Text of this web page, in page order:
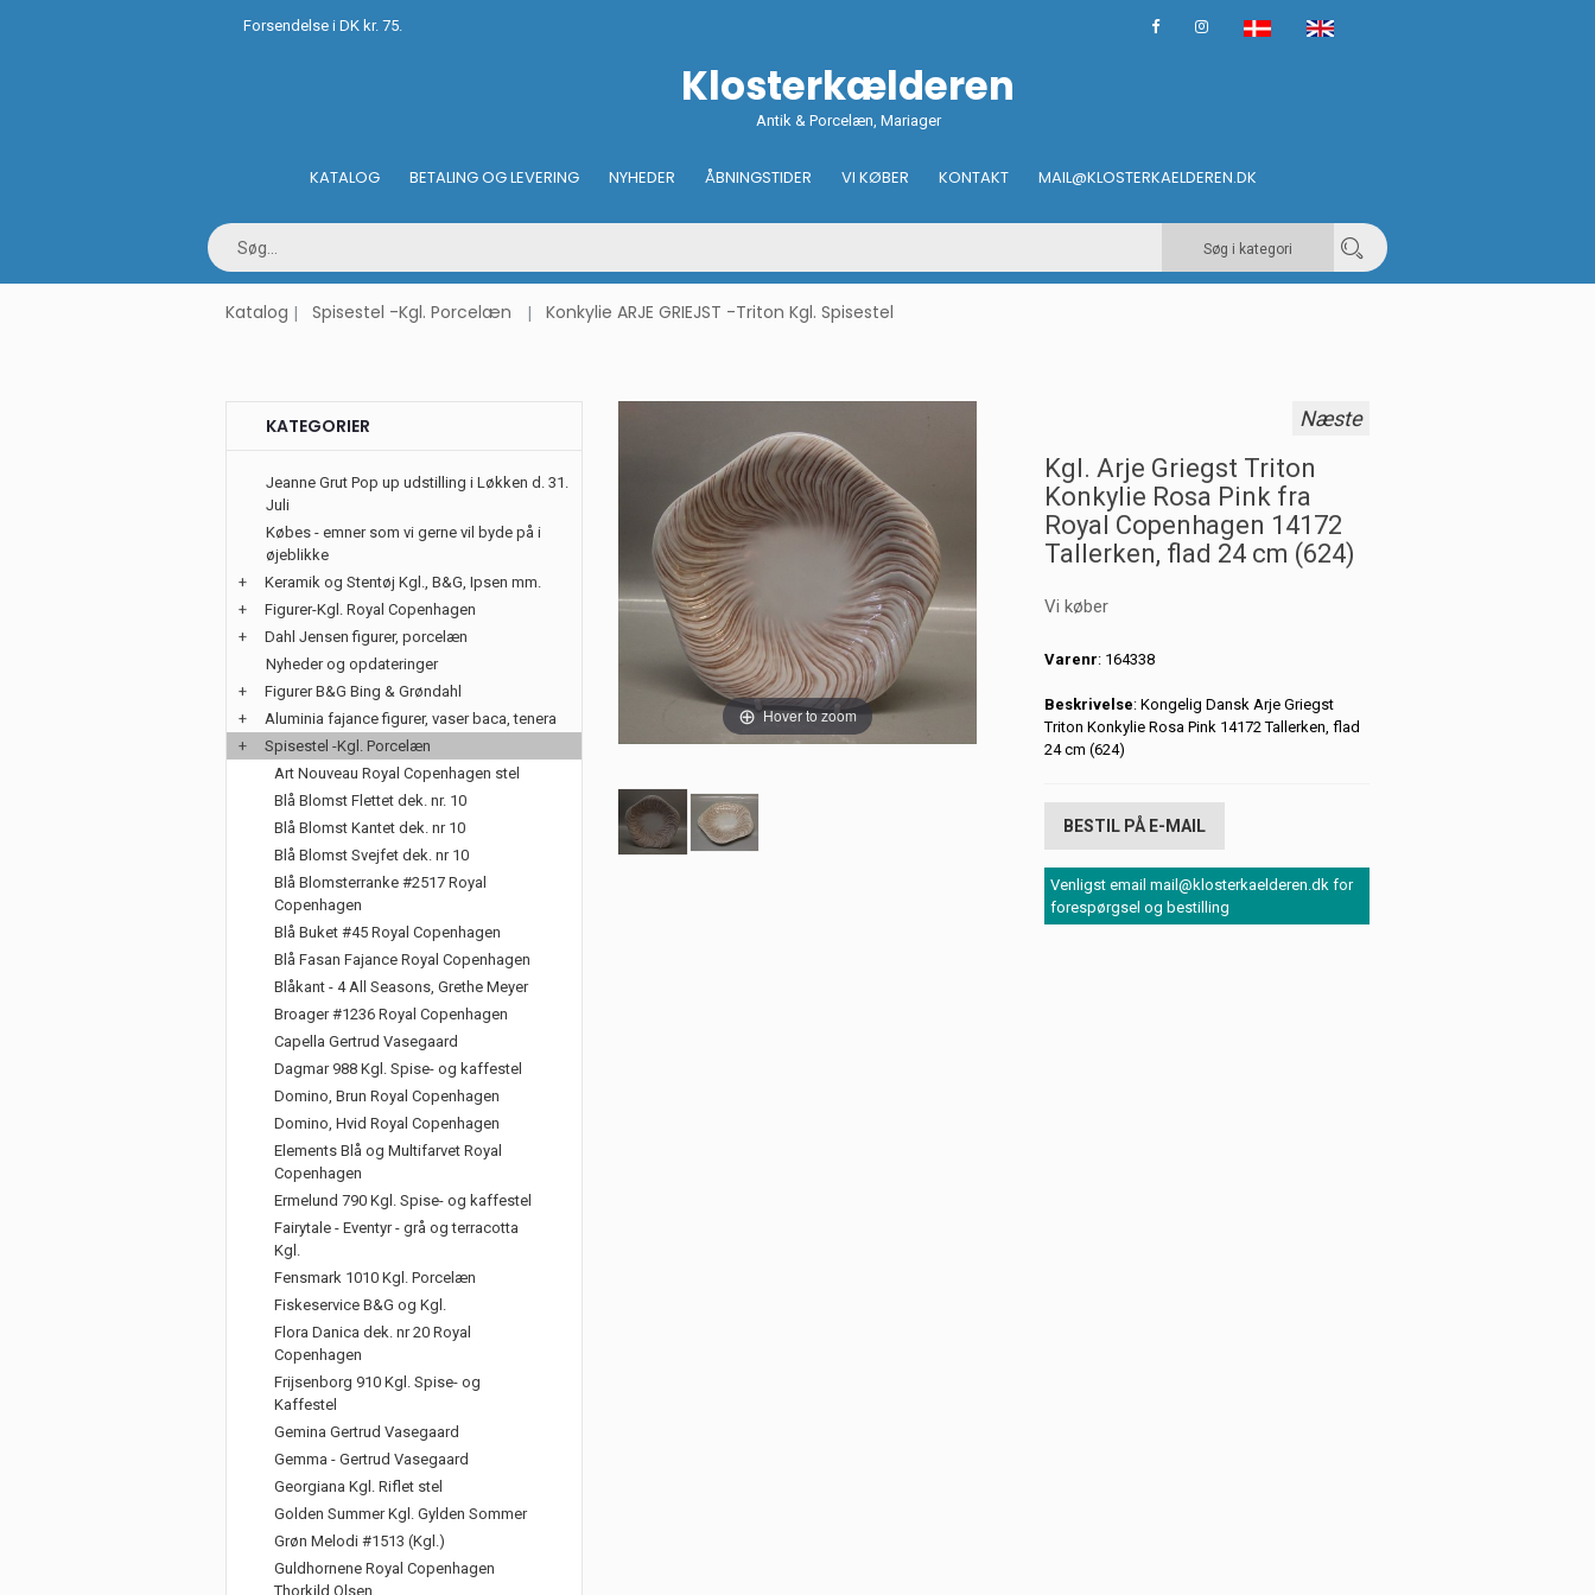
Forsendelse i DK kr. 75.
Klosterkælderen
Antik & Porcelæn, Mariager
KATALOG BETALING OG LEVERING NYHEDER ÅBNINGSTIDER VI KØBER KONTAKT MAIL@KLOSTERKAELDEREN.DK
Søg i kategori
Katalog Spisestel -Kgl. Porcelæn Konkylie ARJE GRIEJST -Triton Kgl. Spisestel
KATEGORIER
Jeanne Grut Pop up udstilling i Løkken d. 31.
Juli
Købes - emner som vi gerne vil byde på i
øjeblikke
+
Keramik og Stentøj Kgl., B&G, Ipsen mm.
+
Figurer-Kgl. Royal Copenhagen
+
Dahl Jensen figurer, porcelæn
Nyheder og opdateringer
+
Figurer B&G Bing & Grøndahl
+
Aluminia fajance figurer, vaser baca, tenera
+
Spisestel -Kgl. Porcelæn
Art Nouveau Royal Copenhagen stel
Blå Blomst Flettet dek. nr. 10
Blå Blomst Kantet dek. nr 10
Blå Blomst Svejfet dek. nr 10
Blå Blomsterranke #2517 Royal
Copenhagen
Blå Buket #45 Royal Copenhagen
Blå Fasan Fajance Royal Copenhagen
Blåkant - 4 All Seasons, Grethe Meyer
Broager #1236 Royal Copenhagen
Capella Gertrud Vasegaard
Dagmar 988 Kgl. Spise- og kaffestel
Domino, Brun Royal Copenhagen
Domino, Hvid Royal Copenhagen
Elements Blå og Multifarvet Royal
Copenhagen
Ermelund 790 Kgl. Spise- og kaffestel
Fairytale - Eventyr - grå og terracotta
Kgl.
Fensmark 1010 Kgl. Porcelæn
Fiskeservice B&G og Kgl.
Flora Danica dek. nr 20 Royal
Copenhagen
Frijsenborg 910 Kgl. Spise- og
Kaffestel
Gemina Gertrud Vasegaard
Gemma - Gertrud Vasegaard
Georgiana Kgl. Riflet stel
Golden Summer Kgl. Gylden Sommer
Grøn Melodi #1513 (Kgl.)
Guldhornene Royal Copenhagen
Thorkild Olsen
Hover to zoom
Næste
Kgl. Arje Griegst Triton
Konkylie Rosa Pink fra
Royal Copenhagen 14172
Tallerken, flad 24 cm (624)
Vi køber
Varenr: 164338
Beskrivelse: Kongelig Dansk Arje Griegst
Triton Konkylie Rosa Pink 14172 Tallerken, flad
24 cm (624)
BESTIL PÅ E-MAIL
Venligst email mail@klosterkaelderen.dk for
forespørgsel og bestilling